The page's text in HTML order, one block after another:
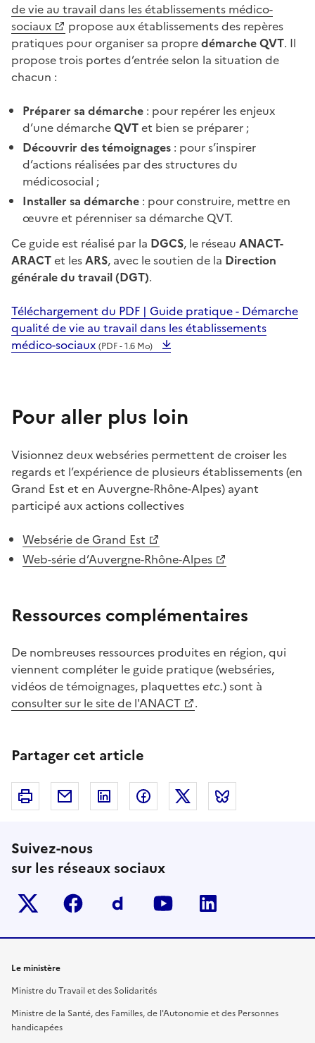
de vie au travail dans les établissements médico-
sociaux
propose aux établissements des repères
pratiques pour organiser sa propredémarche QVT. Il
propose trois portes d’entrée selon la situation de
chacun :
Préparer sa démarche : pour repérer les enjeux
d’une démarcheQVTet bien se préparer ;
Découvrir des témoignages : pour s’inspirer
d’actions réalisées par des structures du
médicosocial ;
Installer sa démarche : pour construire, mettre en
œuvre et pérenniser sa démarche QVT.
Ce guide est réalisé par la DGCS, le réseau ANACT-
ARACTet lesARS, avec le soutien de la Direction
générale du travail (DGT).
Téléchargement du PDF | Guide pratique - Démarche
qualité de vie au travail dans les établissements
médico-sociaux (PDF - 1.6 Mo)
Pour aller plus loin
Visionnez deux webséries permettent de croiser les
regards et l’expérience de plusieurs établissements (en
Grand Est et en Auvergne-Rhône-Alpes) ayant
participé aux actions collectives
Websérie de Grand Est
Web-série d’Auvergne-Rhône-Alpes
Ressources complémentaires
De nombreuses ressources produites en région, qui
viennent compléter le guide pratique (webséries,
vidéos de témoignages, plaquettesetc.) sont à
consulter sur le site de l'ANACT
.
Partager cet article
Imprimer Courriel Linkedin FacebookTwitter
Suivez-nous
sur les réseaux sociaux
Twitter-x facebook Dailymotion
youtube
Le ministère
Ministre du Travail et des Solidarités
Ministre de la Santé, des Familles, de l'Autonomie et des Personnes
handicapées